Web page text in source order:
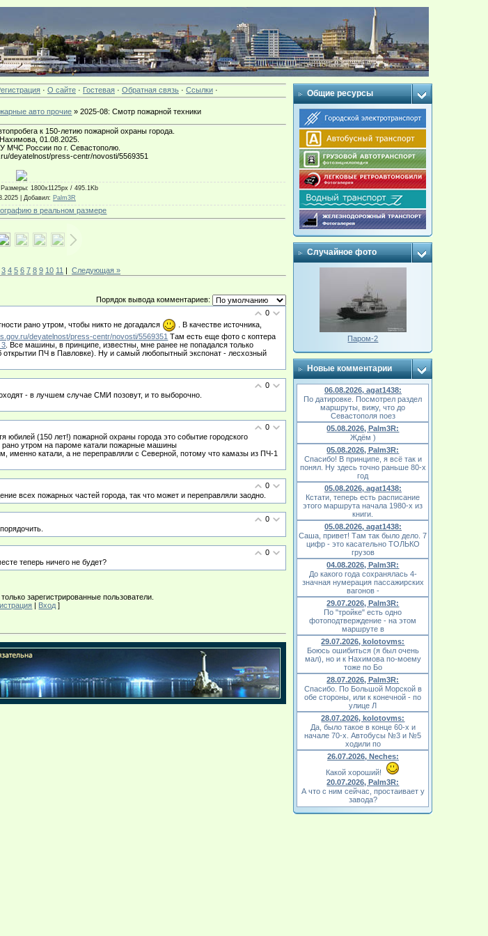
· О сайте· Гостевая· Обратная связь· Ссылки·
авто прочие » 2025-08: Смотр пожарной техники
к 150-летию пожарной охраны города.
01.08.2025.
МЧС России по г. Севастополю.
deyatelnost/press-centr/novosti/5569351
Размеры: 1800x1125px / 495.1Kb
| Добавил: Palm3R
в реальном размере
3 4 5 6 7 8 9 10 11 | Следующая »
Порядок вывода комментариев:
0
рано утром, чтобы никто не догадался
. В качестве источника,
deyatelnost/press-centr/novosti/5569351 Там есть еще фото с коптера
3 . Все машины, в принципе, известны, мне ранее не попадался только
ПЧ в Павловке). Ну и самый любопытный экспонат - лесхозный
0
- в лучшем случае СМИ позовут, и то выборочно.
0
(150 лет!) пожарной охраны города это событие городского
утром на пароме катали пожарные машины
именно катали, а не переправляли с Северной, потому что камазы из ПЧ-1
0
всех пожарных частей города, так что может и переправляли заодно.
0
0
теперь ничего не будет?
зарегистрированные пользователи.
| Вход ]
Общие ресурсы
Случайное фото
Паром-2
Новые комментарии
06.08.2026, agat1438:
По датировке. Посмотрел раздел
маршруты, вижу, что до
Севастополя поез
05.08.2026, Palm3R:
Ждём )
05.08.2026, Palm3R:
Спасибо! В принципе, я всё так и
понял. Ну здесь точно раньше 80-х
год
05.08.2026, agat1438:
Кстати, теперь есть расписание
этого маршрута начала 1980-х из
книги.
05.08.2026, agat1438:
Саша, привет! Там так было дело. 7
цифр - это касательно ТОЛЬКО
грузов
04.08.2026, Palm3R:
До какого года сохранялась 4-
значная нумерация пассажирских
вагонов -
29.07.2026, Palm3R:
По "тройке" есть одно
фотоподтверждение - на этом
маршруте в
29.07.2026, kolotovms:
Боюсь ошибиться (я был очень
мал), но и к Нахимова по-моему
тоже по Бо
28.07.2026, Palm3R:
Спасибо. По Большой Морской в
обе стороны, или к конечной - по
улице Л
28.07.2026, kolotovms:
Да, было такое в конце 60-х и
начале 70-х. Автобусы №3 и №5
ходили по
26.07.2026, Neches:
Какой хороший!
20.07.2026, Palm3R:
А что с ним сейчас, простаивает у
завода?